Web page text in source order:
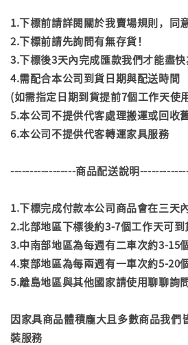
1.下標前請詳閱關於我賣場規則，同
2.下標前請先詢問有無存貨！
3.下標後3天內完成匯款我們才能盡快
4.需配合本公司到貨日期與配送時間
(如需指定日期到貨提前7個工作天使
5.本公司不提供代客處理搬運或回收
6.本公司不提供代客轉運家具服務
-----------------商品配送說明
1.下標完成付款本公司商品會在三天
2.北部地區下標後約3-7個工作天可到
3.中南部地區為每週有二車次約3-15
4.東部地區為每兩週有一車次約5-20
5.離島地區與其他國家請使用聊聊詢
因家具商品體積龐大且多數商品我們
裝服務